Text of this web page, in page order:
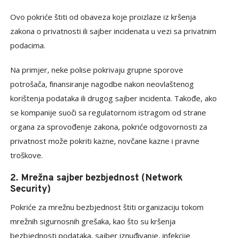
Ovo pokriće štiti od obaveza koje proizlaze iz kršenja
zakona o privatnosti ili sajber incidenata u vezi sa privatnim
podacima.
Na primjer, neke polise pokrivaju grupne sporove
potrošača, finansiranje nagodbe nakon neovlaštenog
korištenja podataka ili drugog sajber incidenta. Takođe, ako
se kompanije suoči sa regulatornom istragom od strane
organa za sprovođenje zakona, pokriće odgovornosti za
privatnost može pokriti kazne, novčane kazne i pravne
troškove.
2. Mrežna sajber bezbjednost (Network
Security)
Pokriće za mrežnu bezbjednost štiti organizaciju tokom
mrežnih sigurnosnih grešaka, kao što su kršenja
bezbjednosti podataka, sajber iznuđivanje, infekcije